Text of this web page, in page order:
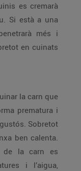
es cremarà
Si està a una
més i
en cuinats
la carn que
prematura i
Sobretot
ben calenta.
de la carn es
i l’aigua,